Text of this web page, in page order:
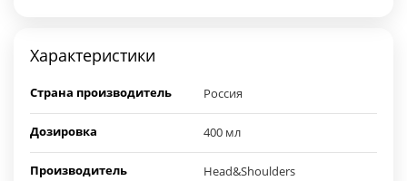
Характеристики
Страна производитель Россия
Дозировка 400 мл
Производитель Head&Shoulders